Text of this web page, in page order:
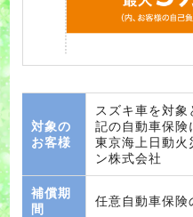
対象の
お客様
スズキ車を対
記の自動車保険
東京海上日動火
ン株式会社
補償期
間
任意自動車保険